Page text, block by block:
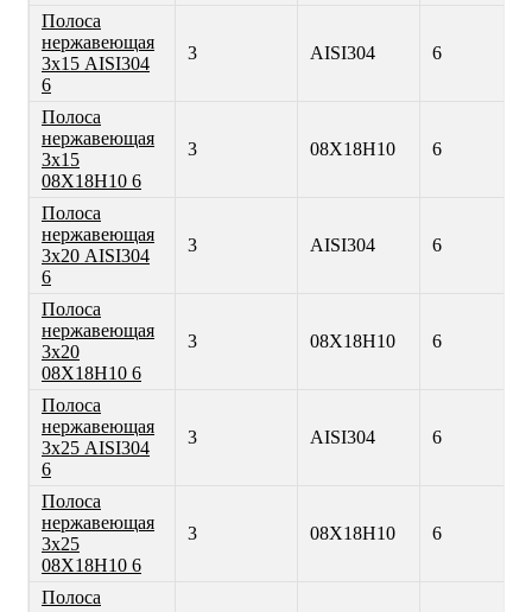
Полоса
нержавеющая
3х15 AISI304
6
3 AISI304 6
Полоса
нержавеющая
3х15
08Х18Н10 6
3 08Х18Н10 6
Полоса
нержавеющая
3х20 AISI304
6
3 AISI304 6
Полоса
нержавеющая
3х20
08Х18Н10 6
3 08Х18Н10 6
Полоса
нержавеющая
3х25 AISI304
6
3 AISI304 6
Полоса
нержавеющая
3х25
08Х18Н10 6
3 08Х18Н10 6
Полоса